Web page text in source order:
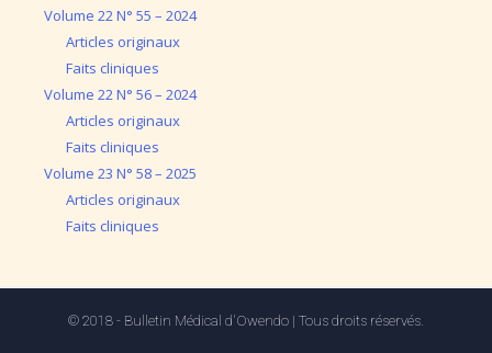
Volume 22 N° 55 – 2024
Articles originaux
Faits cliniques
Volume 22 N° 56 – 2024
Articles originaux
Faits cliniques
Volume 23 N° 58 – 2025
Articles originaux
Faits cliniques
© 2018 - Bulletin Médical d'Owendo | Tous droits réservés.